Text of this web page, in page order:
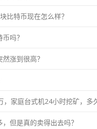
比特币现在怎么样？
吗？
涨到很高？
，家庭台式机24小时挖矿，多
但是真的卖得出去吗？